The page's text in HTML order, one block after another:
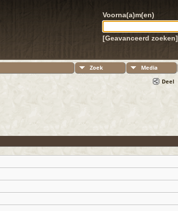
Voorna(a)m(en)
[Geavanceerd zoeken]
Zoek Media
Deel